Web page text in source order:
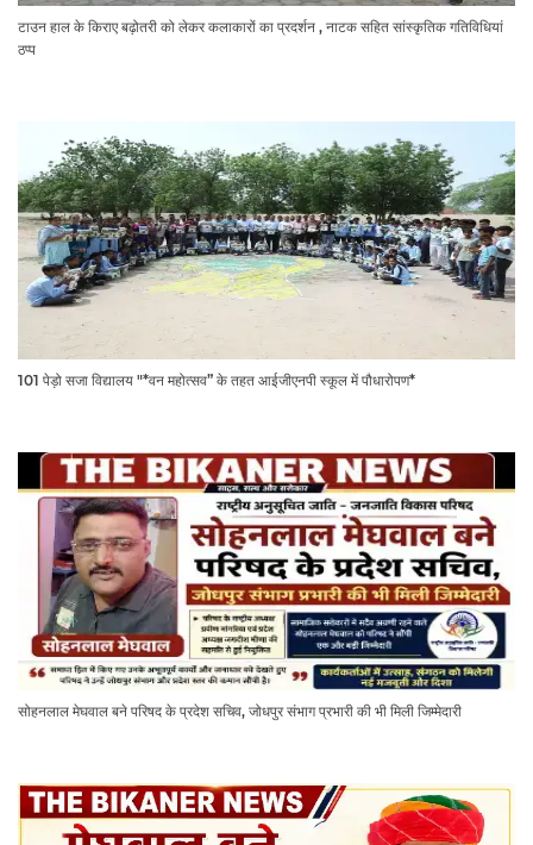
टाउन हाल के किराए बढ़ोतरी को लेकर कलाकारों का प्रदर्शन , नाटक सहित सांस्कृतिक गतिविधियां
ठप्प
101 पेड़ो सजा विद्यालय "*वन महोत्सव” के तहत आईजीएनपी स्कूल में पौधारोपण*
सोहनलाल मेघवाल बने परिषद के प्रदेश सचिव, जोधपुर संभाग प्रभारी की भी मिली जिम्मेदारी